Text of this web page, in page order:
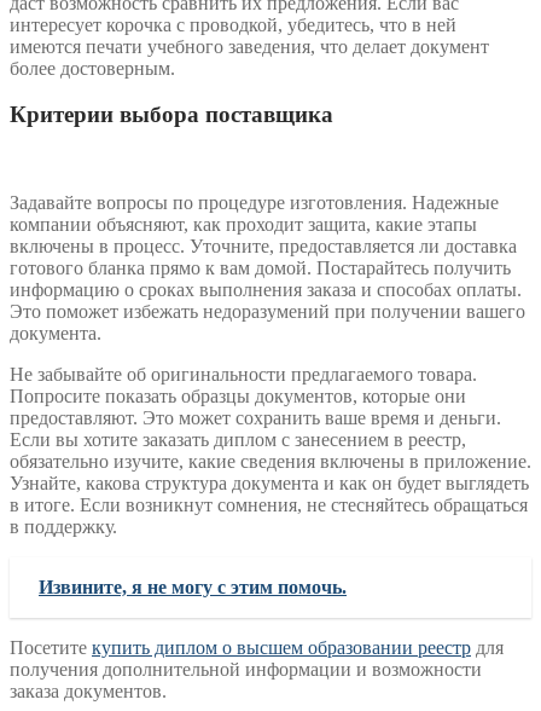
интересует корочка с проводкой, убедитесь, что в ней
имеются печати учебного заведения, что делает документ
более достоверным.
Критерии выбора поставщика
Задавайте вопросы по процедуре изготовления. Надежные
компании объясняют, как проходит защита, какие этапы
включены в процесс. Уточните, предоставляется ли доставка
готового бланка прямо к вам домой. Постарайтесь получить
информацию о сроках выполнения заказа и способах оплаты.
Это поможет избежать недоразумений при получении вашего
документа.
Не забывайте об оригинальности предлагаемого товара.
Попросите показать образцы документов, которые они
предоставляют. Это может сохранить ваше время и деньги.
Если вы хотите заказать диплом с занесением в реестр,
обязательно изучите, какие сведения включены в приложение.
Узнайте, какова структура документа и как он будет выглядеть
в итоге. Если возникнут сомнения, не стесняйтесь обращаться
в поддержку.
Извините, я не могу с этим помочь.
Посетите купить диплом о высшем образовании реестр для
получения дополнительной информации и возможности
заказа документов.